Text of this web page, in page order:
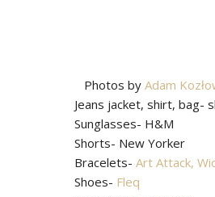
Photos by Adam
Jeans jacket, shirt, bag-
Sunglasses- H&M
Shorts- New Yorker
Bracelets- Art Attack,
Shoes- Fleq